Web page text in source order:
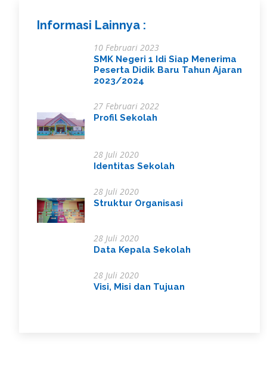
Informasi Lainnya :
10 Februari 2023
SMK Negeri 1 Idi Siap Menerima
Peserta Didik Baru Tahun Ajaran
2023/2024
27 Februari 2022
Profil Sekolah
28 Juli 2020
Identitas Sekolah
28 Juli 2020
Struktur Organisasi
28 Juli 2020
Data Kepala Sekolah
28 Juli 2020
Visi, Misi dan Tujuan